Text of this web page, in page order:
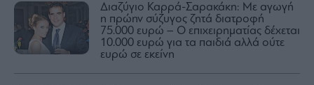
Διαζύγιο Καρρά-Σαρακάκη: Με αγωγή
η πρώην σύζυγος ζητά διατροφή
75.000 ευρώ – Ο επιχειρηματίας δέχεται
10.000 ευρώ για τα παιδιά αλλά ούτε
ευρώ σε εκείνη